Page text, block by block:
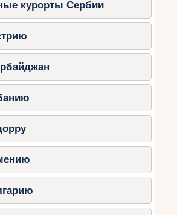
курорты Сербии